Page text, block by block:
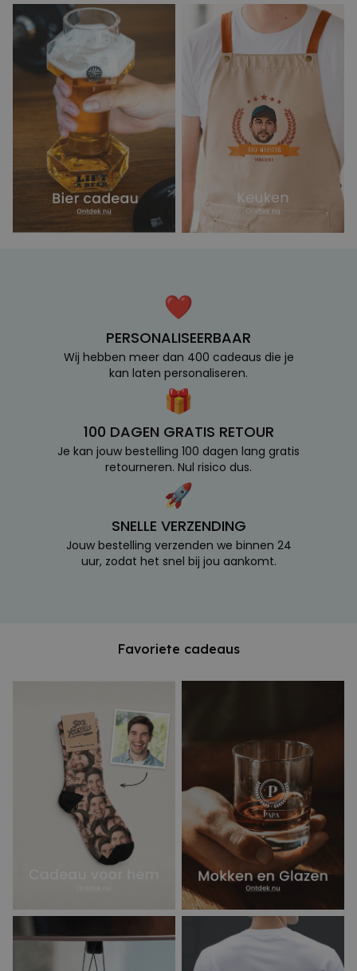
PERSONALISEERBAAR
Wij hebben meer dan 400 cadeaus die je
kan laten personaliseren.
100 DAGEN GRATIS RETOUR
Je kan jouw bestelling 100 dagen lang gratis
retourneren. Nul risico dus.
SNELLE VERZENDING
Jouw bestelling verzenden we binnen 24
uur, zodat het snel bij jou aankomt.
Favoriete cadeaus